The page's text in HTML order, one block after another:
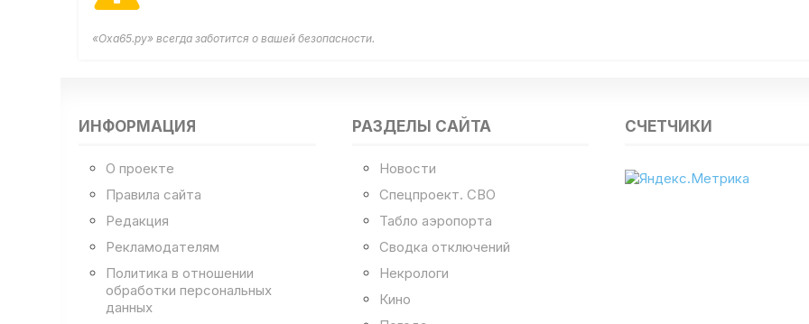
«Оха65.ру» всегда заботится о вашей безопасности.
ИНФОРМАЦИЯ
О проекте
Правила сайта
Редакция
Рекламодателям
Политика в отношении
обработки персональных
данных
РАЗДЕЛЫ САЙТА
Новости
Спецпроект. СВО
Табло аэропорта
Сводка отключений
Некрологи
Кино
СЧЕТЧИКИ